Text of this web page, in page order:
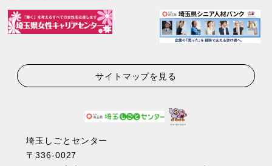
サイトマップを見る
埼玉しごとセンター
〒336-0027